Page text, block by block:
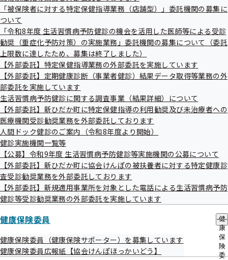
サ
メ
ニ
ュ
案
の
サ
ュ
「被保険者に対する特定保健指導業務（店舗型）」委託機関の募集に
ついて
「令和8年度 生活習慣病予防健診の機会を活用した医師等による受診
勧奨（重症化予防対策）の実施業務」委託機関の募集について（委託
上限数に達したため、募集は終了しました）
【外部委託】特定保健指導業務の外部委託を実施しています
【外部委託】定期健康診断（事業者健診）結果データ取得等業務の外
部委託を実施しています
生活習慣病予防健診に関する調査事業（結果詳細）について
【外部委託】新ひだか町に特定保健指導の利用勧奨及び未治療者への
医療機関受診勧奨業務を外部委託しております
人間ドック健診のご案内（令和8年度より開始）
健診実施機関一覧等
【公募】令和9年度 生活習慣病予防健診等実施機関の公募について
【外部委託】新ひだか町に協会けんぽの被扶養者に対する特定健康診
査受診勧奨業務を外部委託しております
【外部委託】新規適用事業所を対象とした電話による生活習慣病予防
健診等受診勧奨業務の外部委託を実施しています
健康保険委員
健
康
保
険
委
健康保険委員（健康保険サポーター）を募集しています
健康保険委員広報紙【協会けんぽほっかいどう】
令和8年3月までの適用状況等
全国の状況（協会けんぽ月報）はこちらからご覧いただ
けます。
ジェネリック医薬品使用割合の推移
令和8年2月までの使用割合（数量）の推移
全国の状況（医薬品使用状況）はこちらからご覧いただ